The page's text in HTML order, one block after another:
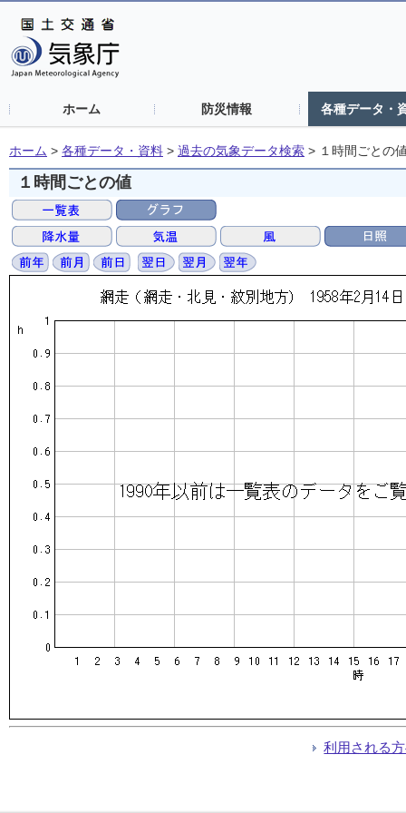
ホーム 防災情報 各種データ・
ホーム > 各種データ・資料 > 過去の気象データ検索 > １時間ごとの
１時間ごとの値
利用される